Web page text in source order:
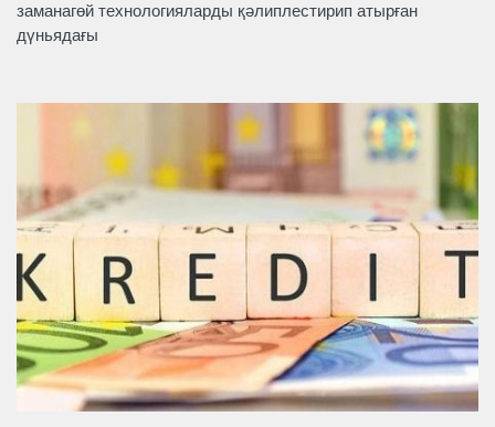
заманагөй технологияларды қәлиплестирип атырған
дүньядағы